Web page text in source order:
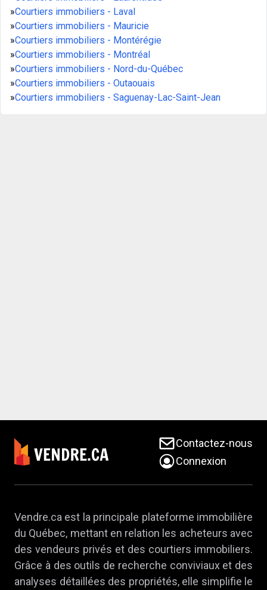
»Courtiers immobiliers - Laval
»Courtiers immobiliers - Mauricie
»Courtiers immobiliers - Montérégie
»Courtiers immobiliers - Montréal
»Courtiers immobiliers - Nord-du-Québec
»Courtiers immobiliers - Outaouais
»Courtiers immobiliers - Saguenay-Lac-Saint-Jean
Contactez-nous
Connexion
Vendre.ca est la principale plateforme immobilière
du Québec, mettant en relation les acheteurs avec
des vendeurs privés et des courtiers immobiliers.
Grâce à des outils de recherche conviviaux et des
analyses détaillées des propriétés, elle simplifie le